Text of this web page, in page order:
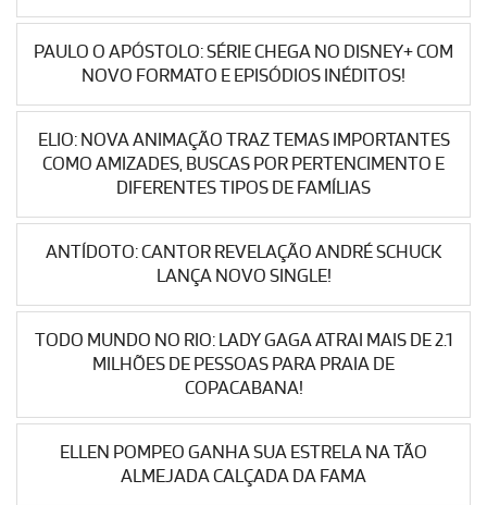
PAULO O APÓSTOLO: SÉRIE CHEGA NO DISNEY+ COM
NOVO FORMATO E EPISÓDIOS INÉDITOS!
ELIO: NOVA ANIMAÇÃO TRAZ TEMAS IMPORTANTES
COMO AMIZADES, BUSCAS POR PERTENCIMENTO E
DIFERENTES TIPOS DE FAMÍLIAS
ANTÍDOTO: CANTOR REVELAÇÃO ANDRÉ SCHUCK
LANÇA NOVO SINGLE!
TODO MUNDO NO RIO: LADY GAGA ATRAI MAIS DE 2.1
MILHÕES DE PESSOAS PARA PRAIA DE
COPACABANA!
ELLEN POMPEO GANHA SUA ESTRELA NA TÃO
ALMEJADA CALÇADA DA FAMA